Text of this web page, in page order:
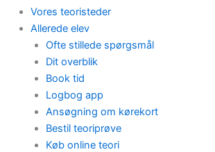
Vores teoristeder
Allerede elev
Ofte stillede spørgsmål
Dit overblik
Book tid
Logbog app
Ansøgning om kørekort
Bestil teoriprøve
Køb online teori